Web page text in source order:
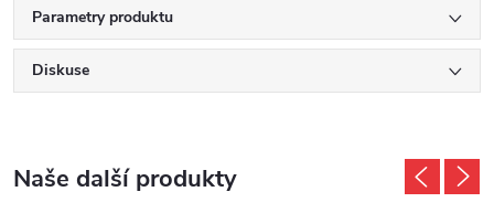
Parametry produktu
Diskuse
Naše další produkty